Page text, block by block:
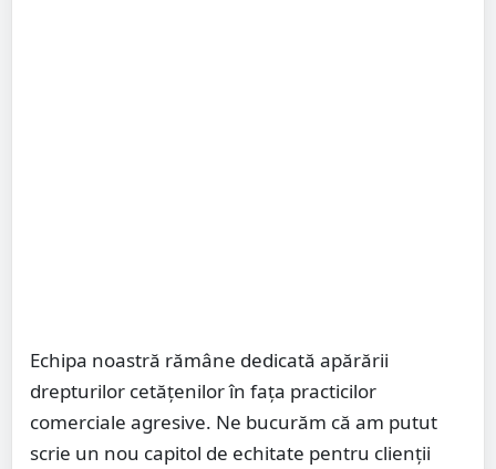
Echipa noastră rămâne dedicată apărării
drepturilor cetățenilor în fața practicilor
comerciale agresive. Ne bucurăm că am putut
scrie un nou capitol de echitate pentru clienții